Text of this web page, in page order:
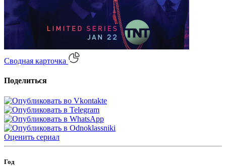
Сводная карточка
Поделиться
Оценить сериал
Год